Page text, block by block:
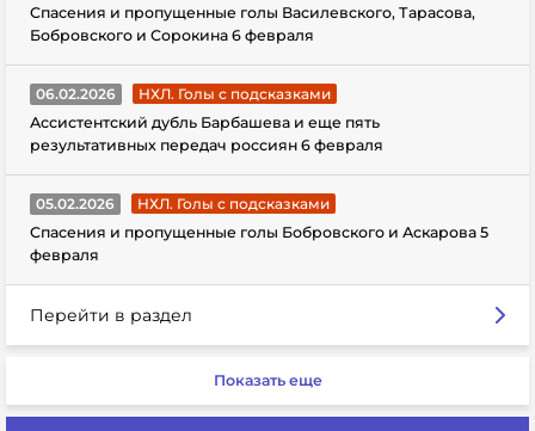
Спасения и пропущенные голы Василевского, Тарасова,
Бобровского и Сорокина 6 февраля
06.02.2026
НХЛ. Голы с подсказками
Ассистентский дубль Барбашева и еще пять
результативных передач россиян 6 февраля
05.02.2026
НХЛ. Голы с подсказками
Спасения и пропущенные голы Бобровского и Аскарова 5
февраля
Перейти в раздел
Показать еще